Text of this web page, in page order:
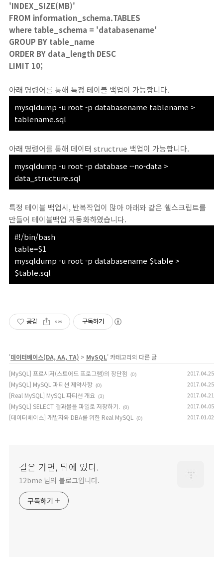
'INDEX_SIZE(MB)'
FROM information_schema.TABLES
where table_schema = 'databasename'
GROUP BY table_name
ORDER BY data_length DESC
LIMIT 10;
아래 명령어를 통해 특정 테이블 백업이 가능합니다.
mysqldump -u root -p databasename tablename >
tablename.sql
아래 명령어를 통해 데이터 structrue 백업이 가능합니다.
mysqldump -u root -p database --no-data >
data_structure.sql
특정 테이블 백업시, 반복작업이 많아 아래와 같은 쉘스크립트를
만들어 테이블백업 자동화하였습니다.
#!/bin/bash
table=$1
mysqldump -u root -p databasename $table >
$table.sql
공감 구독하기
'데이터베이스(DA, AA, TA) > MySQL' 카테고리의 다른 글
[MySQL] 프로시저(스토어드 프로그램)의 장단점
(0) 2017.04.25
[MySQL] MySQL 파티션 제약사항 (0) 2017.04.25
[Real MySQL] MySQL 파티션 개요 (3) 2017.04.21
[MySQL] SELECT 결과물을 파일로 저장하기. (0) 2017.04.05
[데이터베이스] 개발자와 DBA를 위한 Real MySQL (0) 2017.01.02
길은 가면, 뒤에 있다.
12bme 님의 블로그입니다.
구독하기